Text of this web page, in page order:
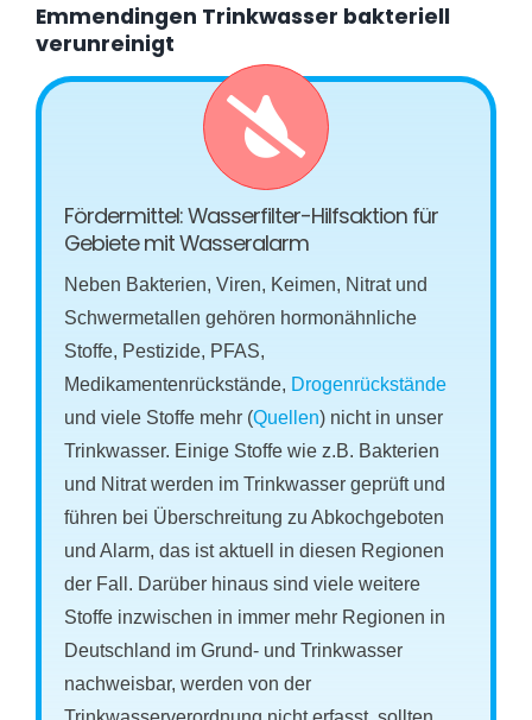
Emmendingen Trinkwasser bakteriell
verunreinigt
Fördermittel: Wasserfilter-Hilfsaktion für
Gebiete mit Wasseralarm
Neben Bakterien, Viren, Keimen, Nitrat und
Schwermetallen gehören hormonähnliche
Stoffe, Pestizide, PFAS,
Medikamentenrückstände, Drogenrückstände
und viele Stoffe mehr (Quellen) nicht in unser
Trinkwasser. Einige Stoffe wie z.B. Bakterien
und Nitrat werden im Trinkwasser geprüft und
führen bei Überschreitung zu Abkochgeboten
und Alarm, das ist aktuell in diesen Regionen
der Fall. Darüber hinaus sind viele weitere
Stoffe inzwischen in immer mehr Regionen in
Deutschland im Grund- und Trinkwasser
nachweisbar, werden von der